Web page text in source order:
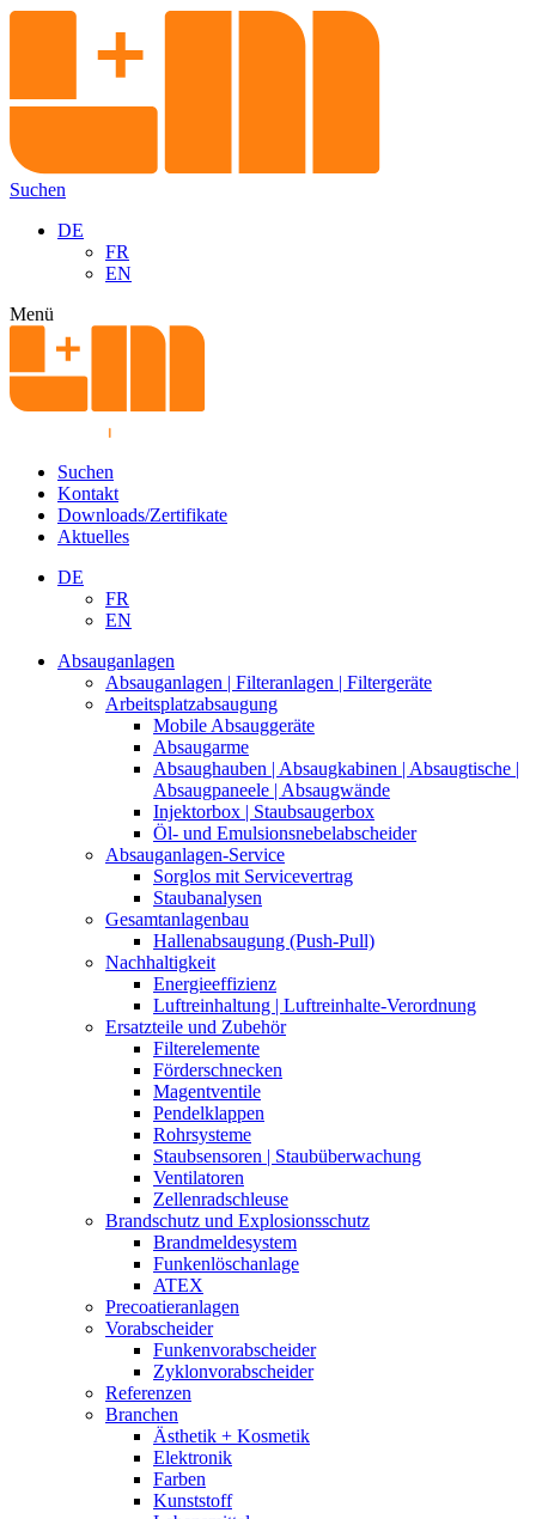
Suchen
DE
FR
EN
Menü
Suchen
Kontakt
Downloads/Zertifikate
Aktuelles
DE
FR
EN
Absauganlagen
Absauganlagen | Filteranlagen | Filtergeräte
Arbeitsplatzabsaugung
Mobile Absauggeräte
Absaugarme
Absaughauben | Absaugkabinen | Absaugtische |
Absaugpaneele | Absaugwände
Injektorbox | Staubsaugerbox
Öl- und Emulsionsnebelabscheider
Absauganlagen-Service
Sorglos mit Servicevertrag
Staubanalysen
Gesamtanlagenbau
Hallenabsaugung (Push-Pull)
Nachhaltigkeit
Energieeffizienz
Luftreinhaltung | Luftreinhalte-Verordnung
Ersatzteile und Zubehör
Filterelemente
Förderschnecken
Magentventile
Pendelklappen
Rohrsysteme
Staubsensoren | Staubüberwachung
Ventilatoren
Zellenradschleuse
Brandschutz und Explosionsschutz
Brandmeldesystem
Funkenlöschanlage
ATEX
Precoatieranlagen
Vorabscheider
Funkenvorabscheider
Zyklonvorabscheider
Referenzen
Branchen
Ästhetik + Kosmetik
Elektronik
Farben
Kunststoff